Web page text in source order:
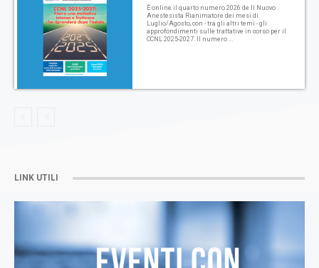
È online il quarto numero 2026 de Il Nuovo
Anestesista Rianimatore dei mesi di
Luglio/Agosto, con - tra gli altri temi - gli
approfondimenti sulle trattative in corso per il
CCNL 2025-2027. Il numero ...
LINK UTILI